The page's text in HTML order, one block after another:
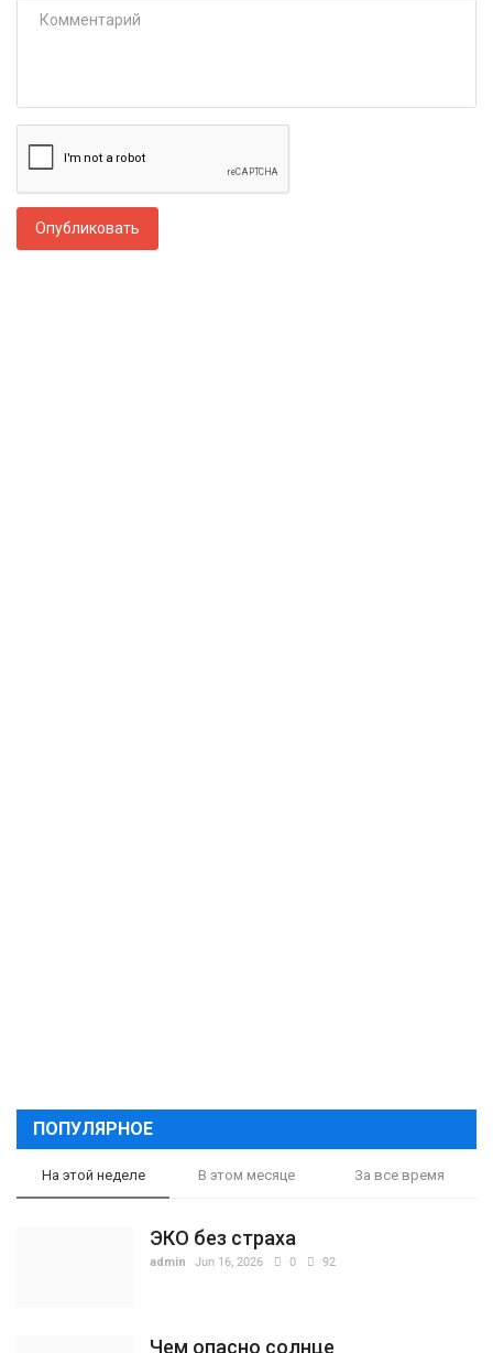
Опубликовать
ПОПУЛЯРНОЕ
На этой неделе В этом месяце За все время
ЭКО без страха
admin Jun 16, 2026 0 92
Чем опасно солнце